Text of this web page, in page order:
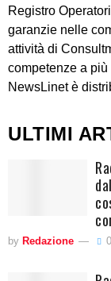
Registro
garanzie nelle
attività di
competenze a
NewsLinet è
ULTIMI
by Redazione